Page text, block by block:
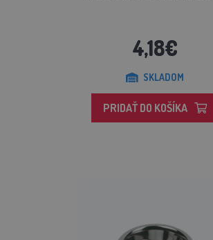
4,18€
SKLADOM
PRIDAŤ DO KOŠÍKA